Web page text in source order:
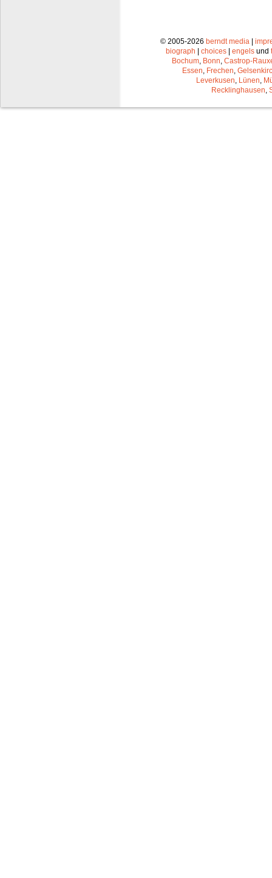
© 2005-2026 berndt media |
biograph | choices | engels und
Bochum Bonn Castrop-
Essen Frechen
Leverkusen Lünen
Recklinghausen